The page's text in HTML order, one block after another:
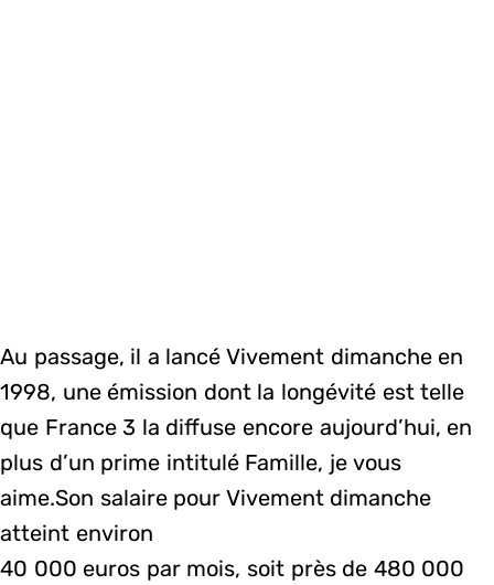
Au passage, il a lancé Vivement dimanche en
1998, une émission dont la longévité est telle
que France 3 la diffuse encore aujourd’hui, en
plus d’un prime intitulé Famille, je vous
aime.Son salaire pour Vivement dimanche
atteint environ
40 000 euros par mois, soit près de 480 000